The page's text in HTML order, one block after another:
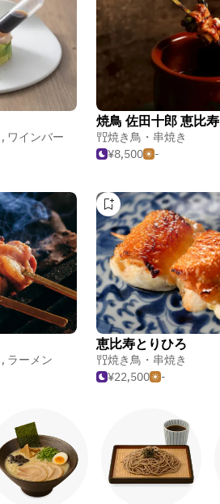
, ワインバー
焼鳥 佐田十郎 恵比寿
焼き鳥・串焼き
¥8,500
-
, ラーメン
恵比寿とりひろ
焼き鳥・串焼き
¥22,500
-